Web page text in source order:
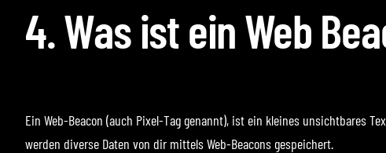
4. Was ist ein Web
Ein Web-Beacon (auch Pixel-Tag genannt), ist ein kleines unsichtbares
werden diverse Daten von dir mittels Web-Beacons gespeichert.